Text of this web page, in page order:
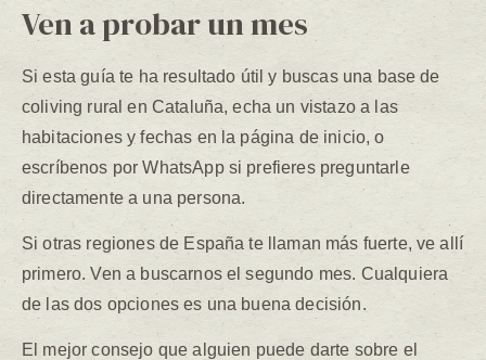
Ven a probar un mes
Si esta guía te ha resultado útil y buscas una base de
coliving rural en Cataluña, echa un vistazo a las
habitaciones y fechas en la página de inicio, o
escríbenos por WhatsApp si prefieres preguntarle
directamente a una persona.
Si otras regiones de España te llaman más fuerte, ve allí
primero. Ven a buscarnos el segundo mes. Cualquiera
de las dos opciones es una buena decisión.
El mejor consejo que alguien puede darte sobre el